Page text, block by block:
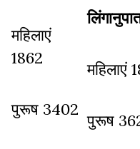
महिलाएं
1862
पुरूष 3402
महिलाएं
पुरूष